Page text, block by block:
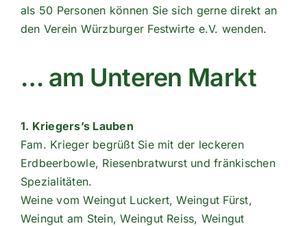
als 50 Personen können Sie sich gerne direkt an
den Verein Würzburger Festwirte e.V. wenden.
… am Unteren Markt
1. Kriegers’s Lauben
Fam. Krieger begrüßt Sie mit der leckeren
Erdbeerbowle, Riesenbratwurst und fränkischen
Spezialitäten.
Weine vom Weingut Luckert, Weingut Fürst,
Weingut am Stein, Weingut Reiss, Weingut